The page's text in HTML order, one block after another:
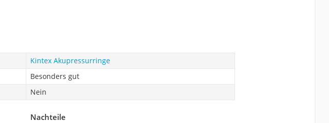
Kintex Akupressurringe
Besonders gut
Nein
Nachteile